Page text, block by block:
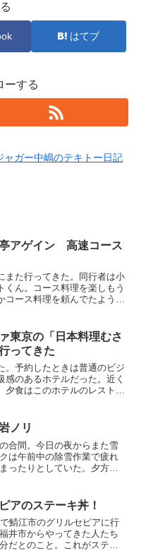
はてブ
ーする
ャガー中嶋のテキトー日記
アゲイン 高速コース
また行ってきた。同行者は小
くん。コース料理を楽しもう
コース料理を頼んでたよう
東京の「日本料理むさ
ってきた
。予約したときは普通のビジ
のあるホテルだった。近く
夕食はこのホテルのレストラ
ノリ
合間。今日の夜からまた雪
は午前中の除雪作業で疲れ
ったりとしていた。夕方、
言い出した。お、お
クはもうビール呑ん...
アのステーキ丼！
鯖江市のグリルセピアに行
井市からやってきた人たち
だとのこと。これがステー